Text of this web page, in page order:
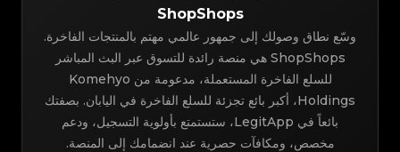
ShopShops
وسّع نطاق وصولك إلى جمهور عالمي مهتم بالمنتجات الفاخرة.
ShopShops هي منصة رائدة للتسوق عبر البث المباشر
للسلع الفاخرة المستعملة، مدعومة من Komehyo
Holdings، أكبر بائع تجزئة للسلع الفاخرة في اليابان. بصفتك
بائعاً في LegitApp، ستستمتع بأولوية التسجيل، ودعم
مخصص، ومكافآت حصرية عند انضمامك إلى المنصة.